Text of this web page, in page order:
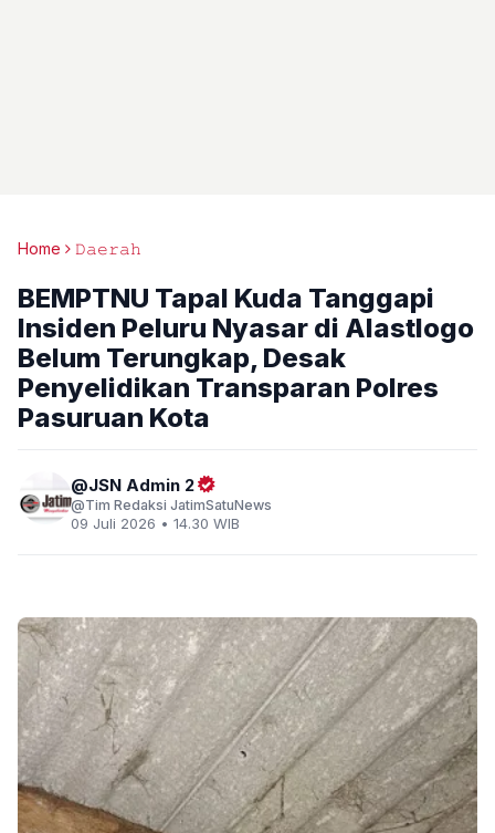
Home 𝙳𝚊𝚎𝚛𝚊𝚑
BEMPTNU Tapal Kuda Tanggapi
Insiden Peluru Nyasar di Alastlogo
Belum Terungkap, Desak
Penyelidikan Transparan Polres
Pasuruan Kota
JSN Admin 2
Tim Redaksi JatimSatuNews
09 Juli 2026 • 14.30 WIB